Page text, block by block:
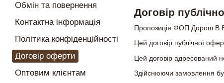
Договір
Пропозиція ФОП Дорош В.В.
Цей договір публічної
Цей договір адресований
Здійснюючи замовлення
Обмін та повернення
Контактна інформація
Політика конфіденційності
Договір оферти
Оптовим клієнтам